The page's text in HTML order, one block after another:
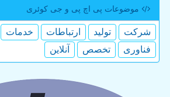
موضوعات پی اچ پی و جی كوئری
شركت تولید ارتباطات خدمات
فناوری
تخصص آنلاین